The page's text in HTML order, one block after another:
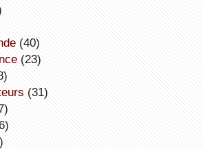
(40)
(23)
(31)